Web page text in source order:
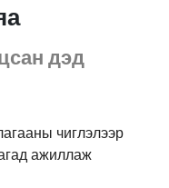
дэд
чиглэлээр
ажиллаж